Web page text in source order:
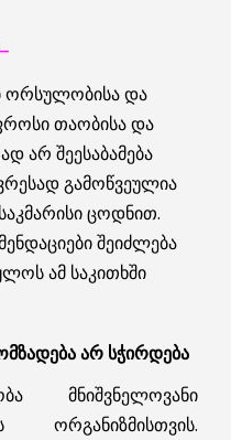
ორსულობისა და
თაობისა და
არ შეესაბამება
გამოწვეულია
ცოდნით.
შეიძლება
ამ საკითხში
არ სჭირდება
მნიშვნელოვანი